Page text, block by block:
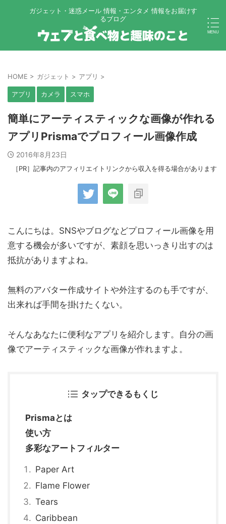
ガジェット・迷惑メール 情報・エンタメ 情報をお届けす
るブログ
HOME > ガジェット > アプリ >
アプリ カメラ スマホ
簡単にアーティスティックな画像が作れる
アプリPrismaでプロフィール画像作成
2016年8月23日
［PR］記事内のアフィリエイトリンクから収入を得る場合があります
こんにちは。SNSやブログなどプロフィール画像を用
意する機会が多いですが、素顔を思いっきり出すのは
抵抗がありますよね。
無料のアバター作成サイトや外注するのも手ですが、
出来れば手間を掛けたくない。
そんなあなたに便利なアプリを紹介します。自分の画
像でアーティスティックな画像が作れますよ。
タップできるもくじ
Prismaとは
使い方
多彩なアートフィルター
Paper Art
Flame Flower
Tears
Caribbean